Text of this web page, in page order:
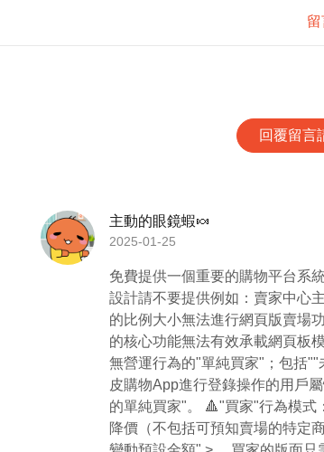
留
回覆留言
主動的眼鏡蝦🍬
2025-01-25
免費提供一個重要的購物平台系
設計請不要提供例如：賣家中心
的比例大小無法進行網頁版賣場
的核心功能無法有效承載網頁板
無營運行為的"單純買家"；包括
皮購物App進行登錄操作的用戶
的單純買家"。 🔺"買家"行為模式
降價（不包括可預知賣場的特定